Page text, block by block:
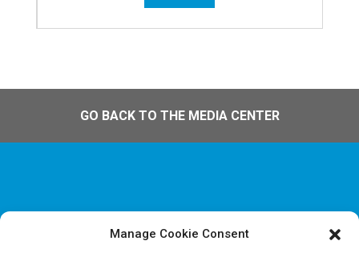
Manage Cookie Consent
GO BACK TO THE MEDIA CENTER
Disclaimer & Juridische Informatie